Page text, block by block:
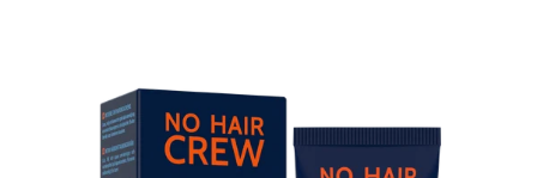
Passa alle informazioni sul prodotto